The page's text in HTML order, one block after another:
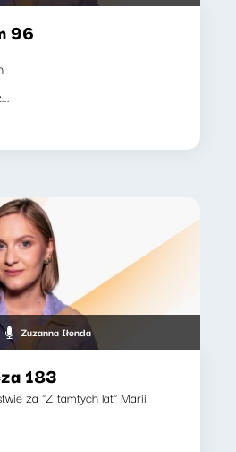
96
Zuzanna Iłenda
183
za "Z tamtych lat" Marii